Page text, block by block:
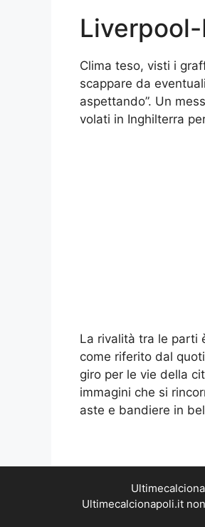
Clima teso, visti i
scappare da
aspettando”. Un
volati in Inghilterra
La rivalità tra le parti
come riferito dal
giro per le vie della
immagini che si
aste e bandiere in
Ultimecalcionapoli.it